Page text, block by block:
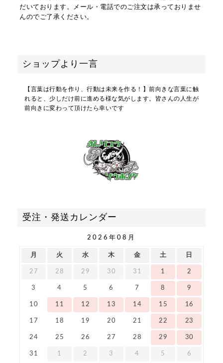
だいております。メール・電話でのご注文は承っておりませ
んのでご了承ください。
ショップより一言
【言葉は行動を作り、行動は未来を作る！】前向きな言葉に触
れると、少しだけ前に進める様な気がします。皆さんの人生が
前向きに変わって頂けたら幸いです
受注・発送カレンダー
2026年08月
月 火 水 木 金 土 日
27 28 29 30 31 1 2
3 4 5 6 7 8 9
10 11 12 13 14 15 16
17 18 19 20 21 22 23
24 25 26 27 28 29 30
31 1 2 3 4 5 6